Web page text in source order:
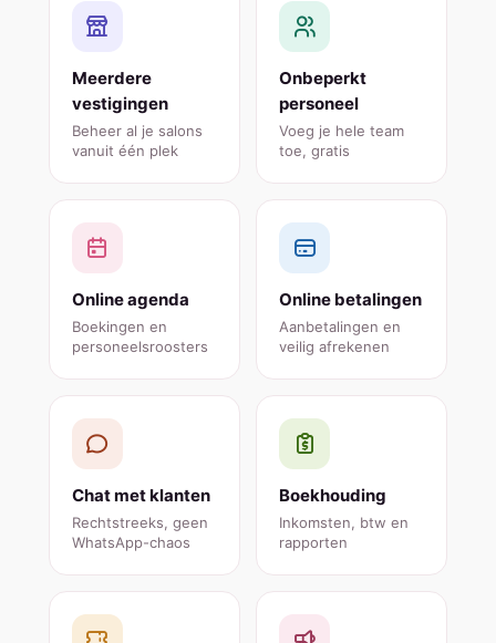
Meerdere
vestigingen
Beheer al je salons
vanuit één plek
Onbeperkt
personeel
Voeg je hele team
toe, gratis
Online agenda
Boekingen en
personeelsroosters
Online betalingen
Aanbetalingen en
veilig afrekenen
Chat met klanten
Rechtstreeks, geen
WhatsApp-chaos
Boekhouding
Inkomsten, btw en
rapporten